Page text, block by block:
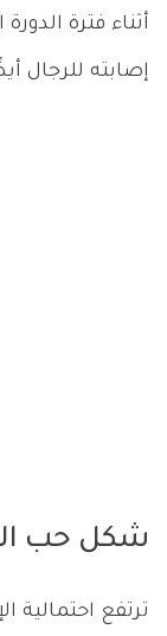
أثناء فترة
إصابته للرجال
شكل حب
ترتفع